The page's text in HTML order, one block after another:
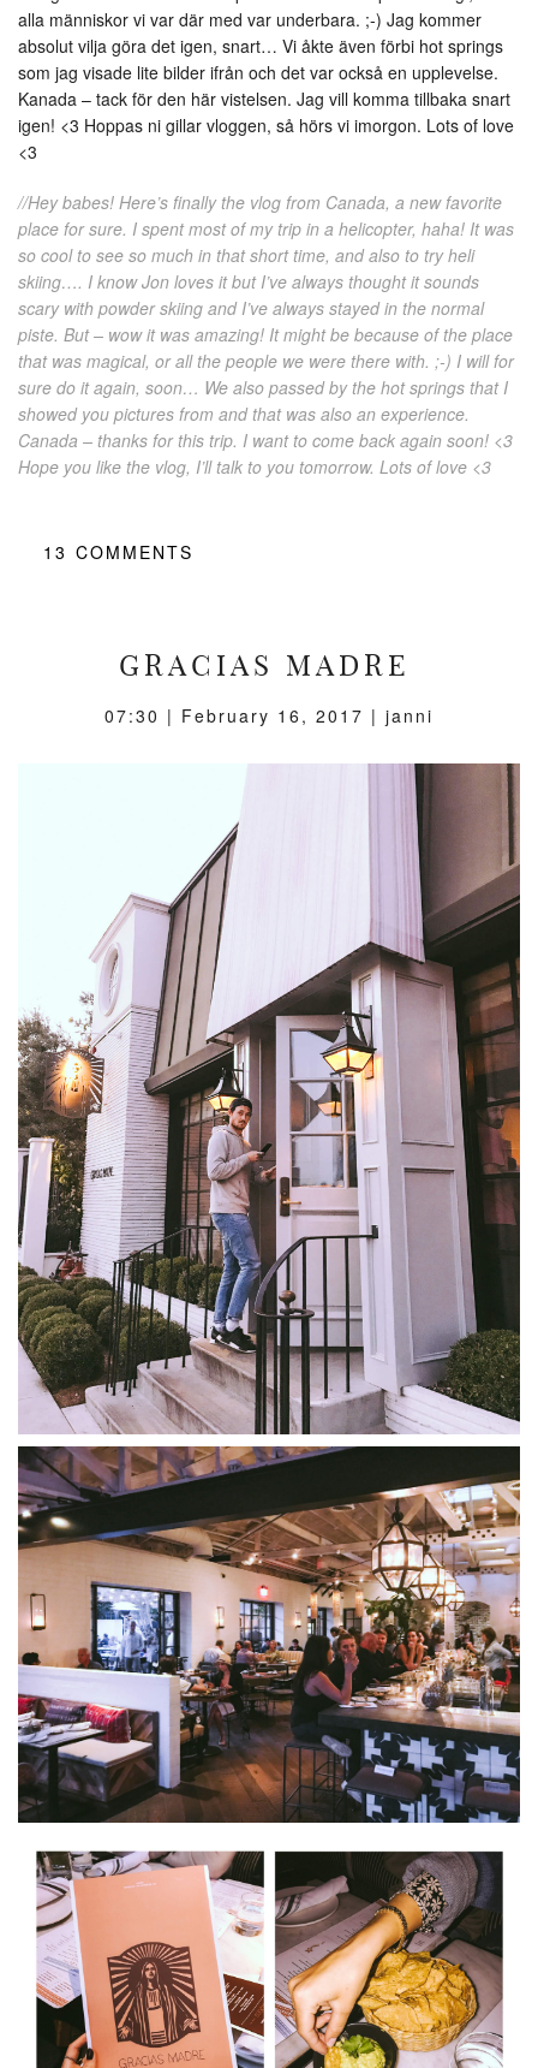
alla människor vi var där med var underbara. ;-) Jag kommer
absolut vilja göra det igen, snart… Vi åkte även förbi hot springs
som jag visade lite bilder ifrån och det var också en upplevelse.
Kanada – tack för den här vistelsen. Jag vill komma tillbaka snart
igen! <3 Hoppas ni gillar vloggen, så hörs vi imorgon. Lots of love
<3
//Hey babes! Here’s finally the vlog from Canada, a new favorite
place for sure. I spent most of my trip in a helicopter, haha! It was
so cool to see so much in that short time, and also to try heli
skiing…. I know Jon loves it but I’ve always thought it sounds
scary with powder skiing and I’ve always stayed in the normal
piste. But – wow it was amazing! It might be because of the place
that was magical, or all the people we were there with. ;-) I will for
sure do it again, soon… We also passed by the hot springs that I
showed you pictures from and that was also an experience.
Canada – thanks for this trip. I want to come back again soon! <3
Hope you like the vlog, I’ll talk to you tomorrow. Lots of love <3
13 COMMENTS
GRACIAS MADRE
07:30 | February 16, 2017 | janni